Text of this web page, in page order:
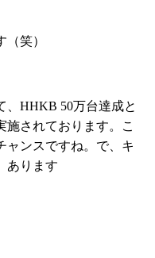
笑）
HHKB 50万台達成と
施されております。こ
ャンスですね。で、キ
あります